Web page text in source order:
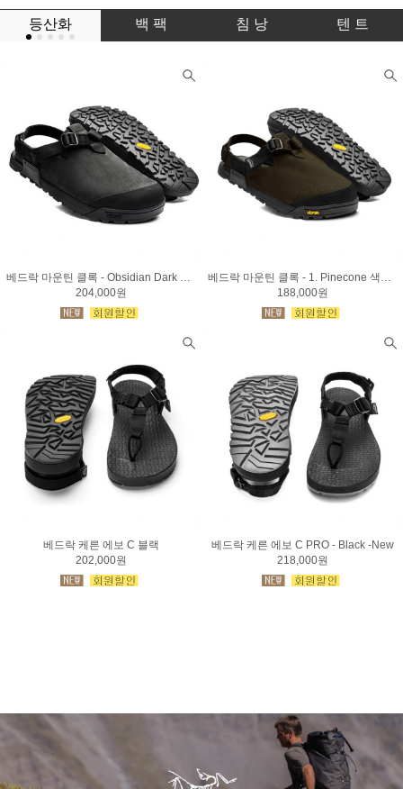
등산화 백 팩 침 낭 텐 트
베드락 마운틴 클록 - Obsidian Dark Gray
204,000원
베드락 마운틴 클록 - 1. Pinecone 색상 / 2. Obsidian Black색상
188,000원
베드락 케른 에보 C 블랙
202,000원
베드락 케른 에보 C PRO - Black -New
218,000원